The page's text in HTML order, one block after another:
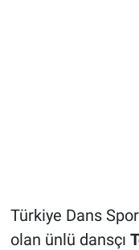
Türkiye Dans
olan ünlü dansçı